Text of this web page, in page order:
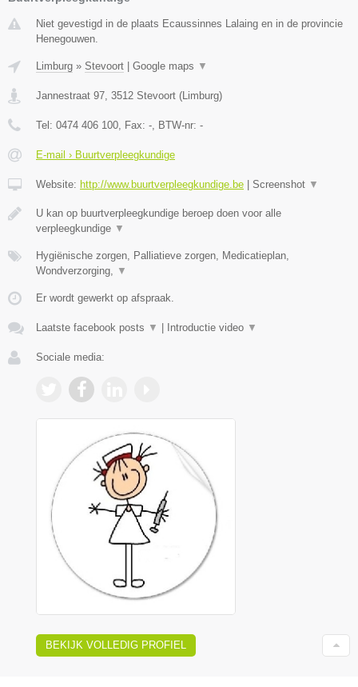
Niet gevestigd in de plaats Ecaussinnes Lalaing en in de provincie
Henegouwen.
Limburg » Stevoort Google maps ▼
Jannestraat 97 3512 Stevoort ( Limburg)
Tel: 0474 406 100 , Fax: - , BTW-nr: -
E-mail › Buurtverpleegkundige
Website: http://www.buurtverpleegkundige.be Screenshot ▼
U kan op buurtverpleegkundige beroep doen voor alle
verpleegkundige ▼
Hygiënische zorgen, Palliatieve zorgen, Medicatieplan,
Wondverzorging,
▼
Er wordt gewerkt op afspraak.
Laatste facebook posts ▼ Introductie video ▼
Sociale media:
BEKIJK VOLLEDIG PROFIEL